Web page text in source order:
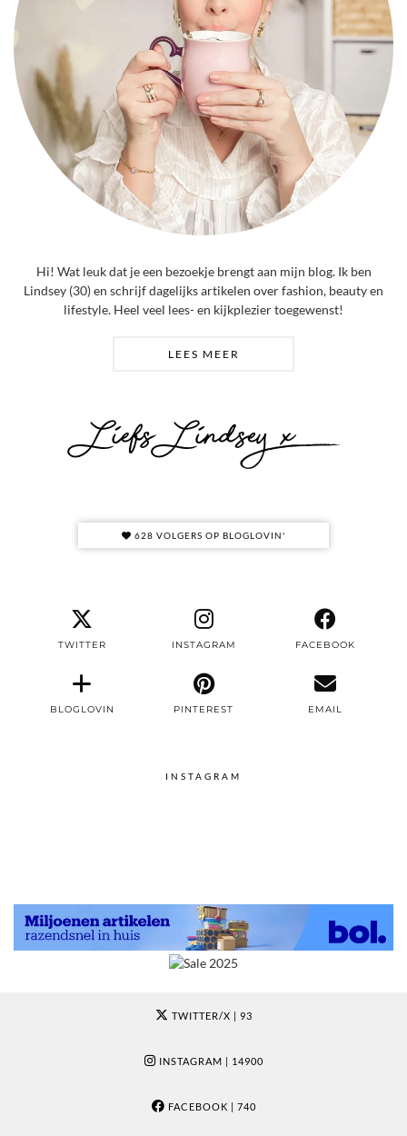
Hi! Wat leuk dat je een bezoekje brengt aan mijn blog. Ik ben
Lindsey (30) en schrijf dagelijks artikelen over fashion, beauty en
lifestyle. Heel veel lees- en kijkplezier toegewenst!
LEES MEER
628 VOLGERS OP BLOGLOVIN'
TWITTER INSTAGRAM FACEBOOK
BLOGLOVIN PINTEREST EMAIL
INSTAGRAM
TWITTER/X | 93
INSTAGRAM | 14900
FACEBOOK | 740